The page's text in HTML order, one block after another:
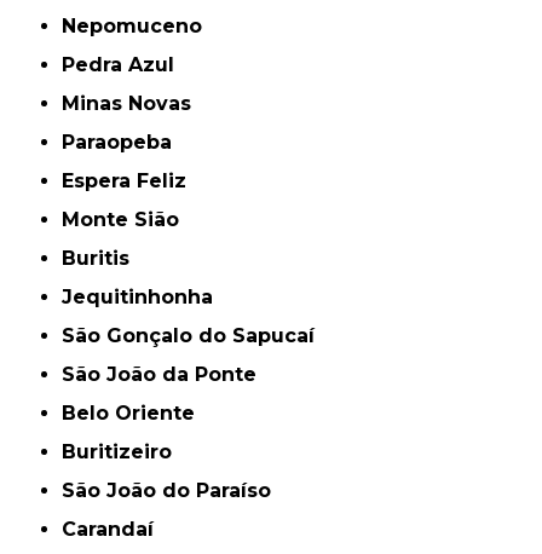
Nepomuceno
Pedra Azul
Minas Novas
Paraopeba
Espera Feliz
Monte Sião
Buritis
Jequitinhonha
São Gonçalo do Sapucaí
São João da Ponte
Belo Oriente
Buritizeiro
São João do Paraíso
Carandaí